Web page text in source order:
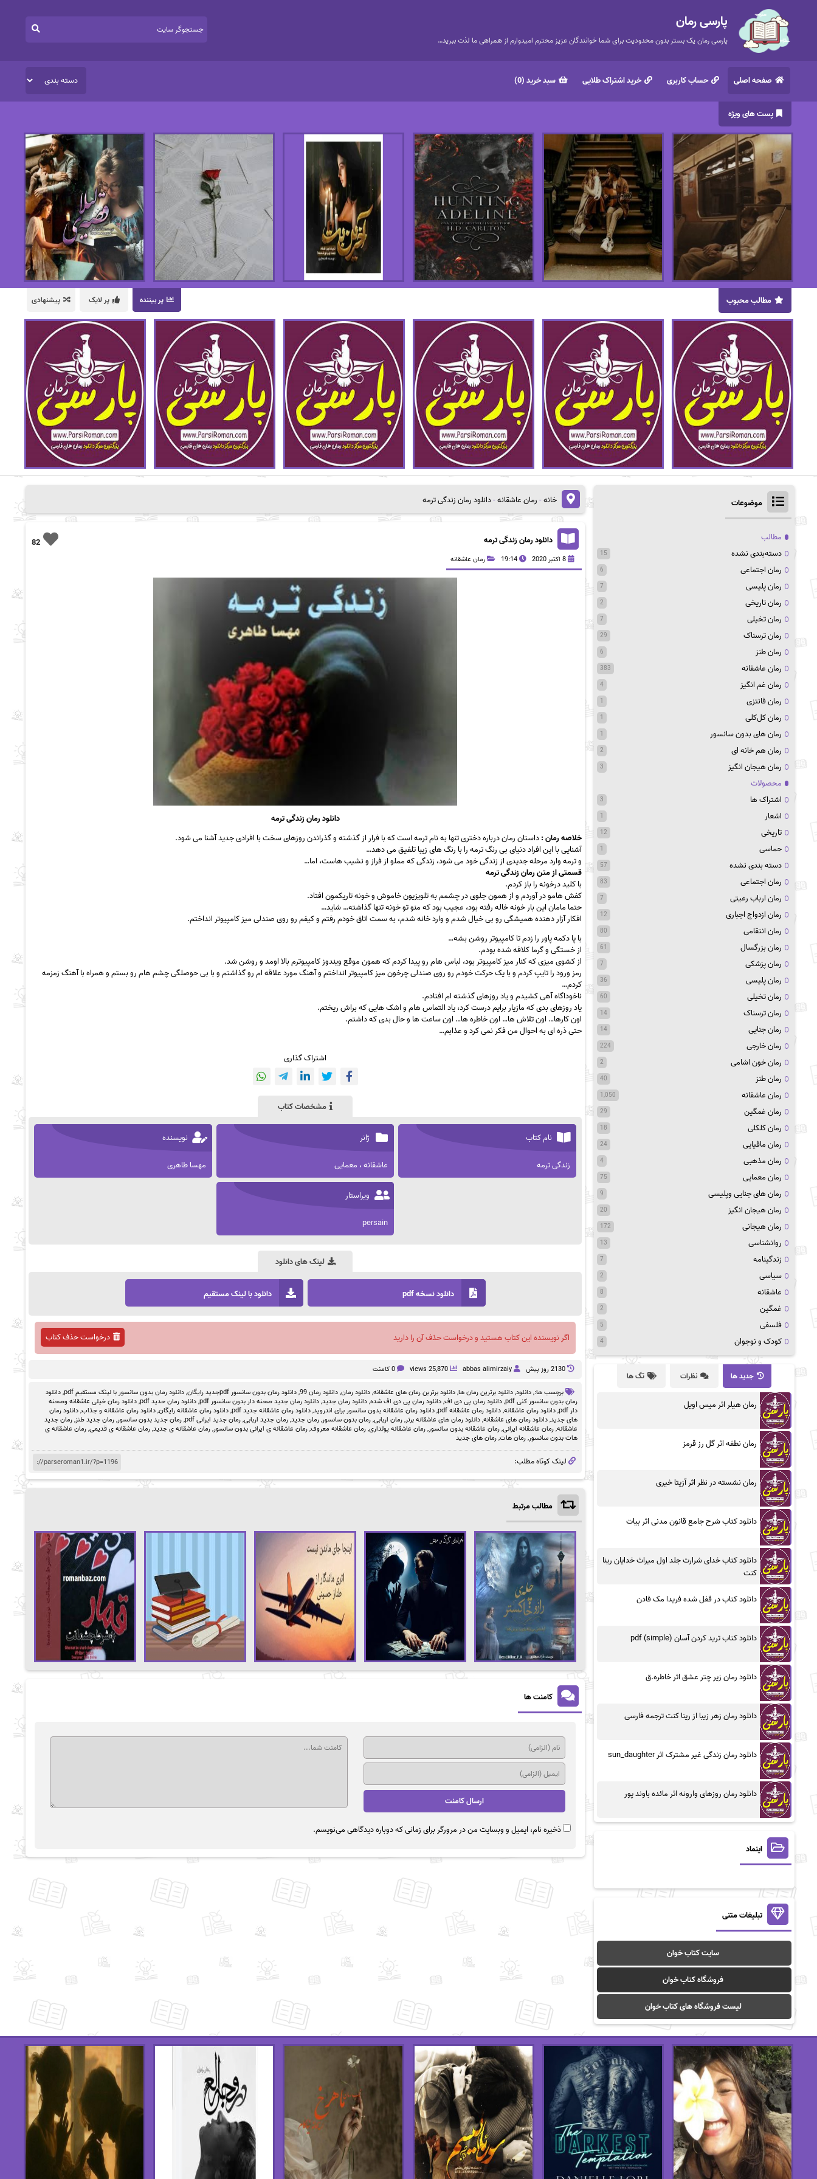
پارسی رمان
پارسی رمان یک بستر بدون محدودیت برای شما خوانندگان عزیز محترم امیدوارم از همراهی ما لذت ببرید…
صفحه اصلی حساب کاربری خرید اشتراک طلایی سبد خرید (0)
پست های ویژه
پر بیننده پر لایک پیشنهادی مطالب محبوب
خانه-رمان عاشقانه-دانلود رمان زندگی ترمه
82 دانلود رمان زندگی ترمه
8 اکتبر 2020 19:14 رمان عاشقانه
دانلود رمان زندگی ترمه
خلاصه رمان :داستان رمان درباره دختری تنها به نام ترمه است که با فرار از گذشته و گذراندن روزهای سخت با افرادی جدید آشنا می شود.
آشنایی با این افراد دنیای بی رنگ ترمه را با رنگ های زیبا تلفیق می دهد…
و ترمه وارد مرحله جدیدی از زندگی خود می شود، زندگی که مملو از فراز و نشیب هاست، اما…
قسمتی از متن رمان زندگی ترمه
با کلید درخونه را باز کردم.
کفش هامو در آوردم و از همون جلوی در چشمم به تلویزیون خاموش و خونه تاریکمون افتاد.
حتما مامان این بار خونه خاله رفته بود، عجیب بود که منو تو خونه تنها گذاشته… شاید…
افکار آزار دهنده همیشگی رو بی خیال شدم و وارد خانه شدم، به سمت اتاق خودم رفتم و کیفم رو روی صندلی میز کامپیوتر انداختم.
با پا دکمه پاور را زدم تا کامپیوتر روشن بشه…
از خستگی و گرما کلافه شده بودم.
از کشوی میزی که کنار میز کامپیوتر بود، لباس هام رو پیدا کردم که همون موقع ویندوز کامپیوترم بالا اومد و روشن شد.
رمز ورود را تایپ کردم و با یک حرکت خودم رو روی صندلی چرخون میز کامپیوتر انداختم و آهنگ مورد علاقه ام رو گذاشتم و با بی حوصلگی چشم هام رو بستم و همراه با آهنگ زمزمه
کردم…
ناخوداگاه آهی کشیدم و یاد روزهای گذشته ام افتادم.
یاد روزهای بدی که مازیار برایم درست کرد، یاد التماس هام و اشک هایی که براش ریختم.
اون کارها… اون تلاش ها… اون خاطره ها… اون ساعت ها و حال بدی که داشتم.
حتی ذره ای به احوال من فکر نمی کرد و عذابم…
اشتراک گذاری
مشخصات کتاب
نام کتاب
زندگی ترمه
ژانر
عاشقانه ، معمایی
نویسنده
مهسا طاهری
ویراستار
persain
لینک های دانلود
دانلود نسخه pdf دانلود با لینک مستقیم
اگر نویسنده این کتاب هستید و درخواست حذف آن را دارید درخواست حذف کتاب
2130 روز پيش abbas alimirzaiy
25,870 views 0 کامنت
برچسب ها:,دانلود,دانلود برترین رمان ها,دانلود برترین رمان های عاشقانه,دانلود رمان,دانلود رمان 99 ,دانلود رمان بدون سانسور pdfجدید رایگان ,دانلود رمان بدون سانسور با لینک مستقیم pdf ,دانلود
رمان بدون سانسور کنی pdf
,دانلود رمان پی دی اف,دانلود رمان پی دی اف شده,دانلود رمان جدید,دانلود رمان جدید صحنه دار بدون سانسور pdf ,دانلود رمان حدید pdf ,دانلود رمان خیلی عاشقانه وصحنه
دار pdf
,دانلود رمان عاشقانه,دانلود رمان عاشقانه pdf ,دانلود رمان عاشقانه بدون سانسور برای اندروید,دانلود رمان عاشقانه جدید pdf ,دانلود رمان عاشقانه رایگان,دانلود رمان عاشقانه و جذاب,دانلود رمان
های جدید,دانلود رمان های عاشقانه,دانلود رمان های عاشقانه برتر,رمان اربابی,رمان بدون سانسور,رمان جدید,رمان جدید اربابی,رمان جدید ایرانی pdf ,رمان جدید بدون سانسور,رمان جدید طنز,رمان جدید
عاشقانه,رمان عاشقانه ایرانی,رمان عاشقانه بدون سانسور,رمان عاشقانه پولداری,رمان عاشقانه معروف,رمان عاشقانه ی ایرانی بدون سانسور,رمان عاشقانه ی جدید,رمان عاشقانه ی قدیمی,رمان عاشقانه ی
هات بدون سانسور,رمان هات,رمان های جدید
لینک کوتاه مطلب:
مطالب مرتبط
کامنت ها
ذخیره نام، ایمیل و وبسایت من در مرورگر برای زمانی که دوباره دیدگاهی می‌نویسم.
موضوعات
مطالب
دسته‌بندی نشده
15
رمان اجتماعی 6
رمان پلیسی 7
رمان تاریخی 2
رمان تخیلی 7
رمان ترسناک 29
رمان طنز 6
رمان عاشقانه 383
رمان غم انگیز 4
رمان فانتزی 1
رمان کل‌کلی 1
رمان های بدون سانسور 1
رمان هم خانه ای 2
رمان هیجان انگیز 3
محصولات
اشتراک ها
3
اشعار 1
تاریخی 12
حماسی 1
دسته بندی نشده 57
رمان اجتماعی 83
رمان ارباب رعیتی 7
رمان ازدواج اجباری 12
رمان انتقامی 80
رمان بزرگسال 61
رمان پزشکی 7
رمان پلیسی 36
رمان تخیلی 60
رمان ترسناک 14
رمان جنایی 14
رمان خارجی 224
رمان خون اشامی 2
رمان طنز 40
رمان عاشقانه 1,050
رمان غمگین 29
رمان کلکلی 18
رمان مافیایی 24
رمان مذهبی 4
رمان معمایی 75
رمان های جنایی وپلیسی 9
رمان هیجان انگیز 20
رمان هیجانی 172
روانشناسی 13
زندگینامه 7
سیاسی 2
عاشقانه 8
غمگین 2
فلسفی 5
کودک و نوجوان 4
جدید ها نظرات تگ ها
رمان هیلر اثر میس اویل
رمان نطفه اثر گل رز قرمز
رمان نشسته در نظر اثر آزیتا خیری
دانلود کتاب شرح جامع قانون مدنی اثر بیات
دانلود کتاب خدای شرارت جلد اول میراث خدایان رینا
کنت
دانلود کتاب در قفل شده فریدا مک فادن
دانلود کتاب ترید کردن آسان (simple) pdf
دانلود رمان زیر چتر عشق اثر خاطره.ق
دانلود رمان زهر زیبا از رینا کنت ترجمه فارسی
دانلود رمان زندگی غیر مشترک اثر sun_daughter
دانلود رمان روزهای وارونه اثر مائده باوند پور
اینماد
تبلیغات متنی
سایت کتاب خوان
فروشگاه کتاب خوان
لیست فروشگاه های کتاب خوان